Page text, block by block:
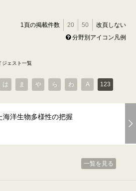
1頁の掲載件数 20 50
改頁しない
分野別アイコン凡例
ジェスト一覧
は ま や ら わ A 123
海洋生物多様性の把握
一覧を見る